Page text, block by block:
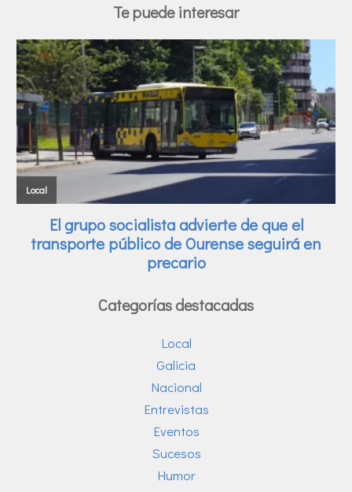
Te puede interesar
Categorías destacadas
Local
Galicia
Nacional
Entrevistas
Eventos
Sucesos
Humor